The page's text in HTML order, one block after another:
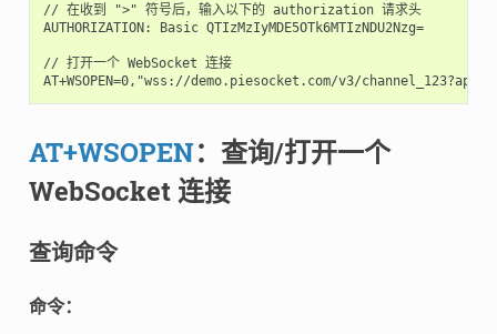
// 在收到 ">" 符号后，输入以下的 authorization 请求头
AUTHORIZATION: Basic QTIzMzIyMDE5OTk6MTIzNDU2Nzg=
// 打开一个 WebSocket 连接
AT+WSOPEN：查询/打开一个
WebSocket 连接
查询命令
命令：